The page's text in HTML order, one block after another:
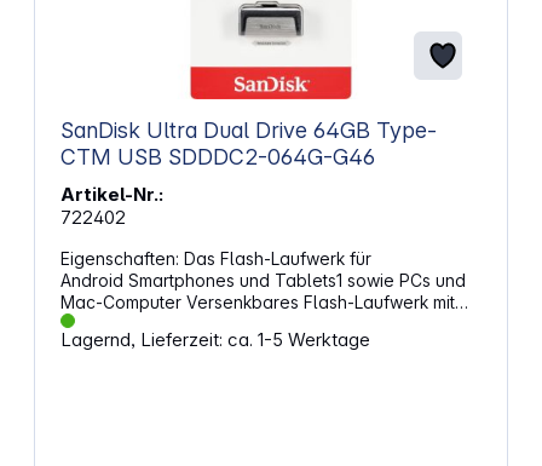
SanDisk Ultra Dual Drive 64GB Type-
CTM USB SDDDC2-064G-G46
Artikel-Nr.:
722402
Eigenschaften: Das Flash-Laufwerk für
Android Smartphones und Tablets1 sowie PCs und
Mac-Computer Versenkbares Flash-Laufwerk mit
Doppelanschluss für USB Type-C und USB Typ A
Geräte Übertragen Sie Ihre Fotos, Videos, Musik
Lagernd, Lieferzeit: ca. 1-5 Werktage